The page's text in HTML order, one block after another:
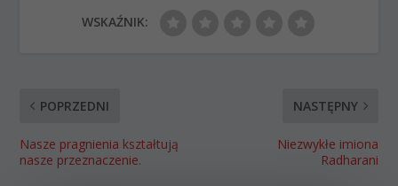
WSKAŹNIK:
POPRZEDNI
Nasze pragnienia kształtują
nasze przeznaczenie.
NASTĘPNY
Niezwykłe imiona
Radharani